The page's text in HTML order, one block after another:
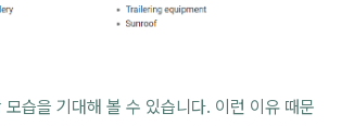
습을 기대해 볼 수 있습니다. 이런 이유 때문